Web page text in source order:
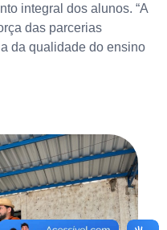
integral dos alunos. “A
das parcerias
da qualidade do ensino